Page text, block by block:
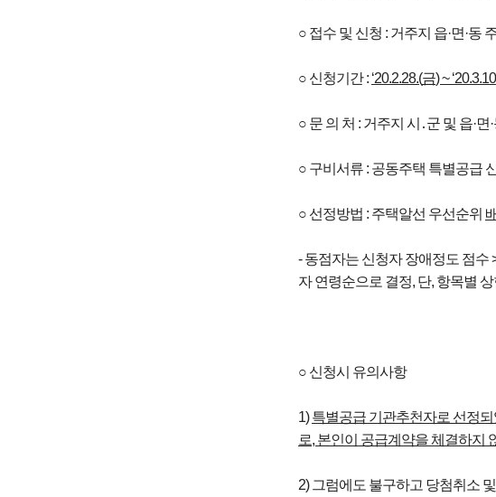
○ 접수 및 신청 : 거주지 읍·면·동
○ 신청기간 : ‘20.2.28.(금) ~
○ 문 의 처 : 거주지 시․군 및 읍·
○ 구비서류 : 공동주택 특별공급
○ 선정방법 : 주택알선 우선순위
- 동점자는 신청자 장애정도 점수
자 연령순으로 결정, 단, 항목별
○ 신청시 유의사항
1)특별공급 기관추천자로 선정
로, 본인이 공급계약을 체결하지
2) 그럼에도 불구하고 당첨취소